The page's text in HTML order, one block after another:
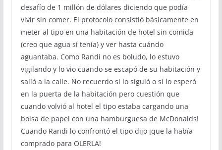
desafío de 1 millón de dólares diciendo que podía
vivir sin comer. El protocolo consistió básicamente en
meter al tipo en una habitación de hotel sin comida
(creo que agua sí tenía) y ver hasta cuándo
aguantaba. Como Randi no es boludo, lo estuvo
vigilando y lo vio cuando se escapó de su habitación y
salió a la calle. No recuerdo si lo siguió o si lo esperó
en la puerta de la habitación pero cuestión que
cuando volvió al hotel el tipo estaba cargando una
bolsa de papel con una hamburguesa de McDonalds!
Cuando Randi lo confrontó el tipo dijo ¡que la había
comprado para OLERLA!